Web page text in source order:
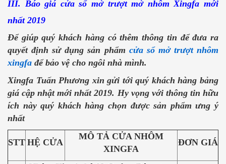
III. Báo giá cửa sổ mở trượt mở nhôm Xingfa mới
nhất 2019
Để giúp quý khách hàng có thêm thông tin để đưa ra
quyết định sử dụng sản phẩm cửa sổ mở trượt nhôm
xingfa để bảo vệ cho ngôi nhà mình.
Xingfa Tuấn Phương xin gửi tới quý khách hàng bảng
giá cập nhật mới nhất 2019. Hy vọng với thông tin hữu
ích này quý khách hàng chọn được sản phẩm ưng ý
nhất
STT HỆ CỬA
MÔ TẢ CỬA NHÔM
XINGFA
ĐƠN GIÁ